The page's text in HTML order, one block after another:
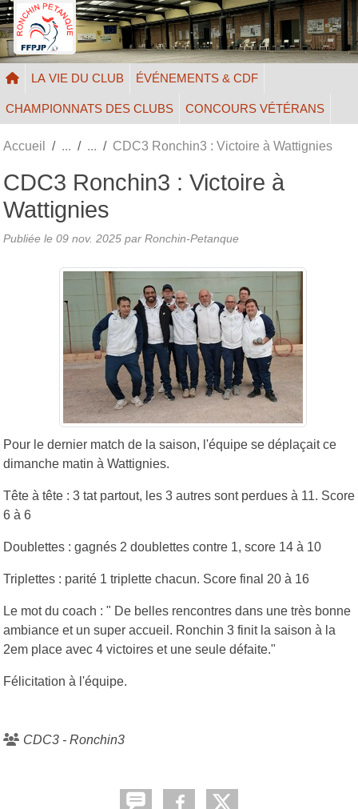
LA VIE DU CLUB ÉVÉNEMENTS & CDF
CHAMPIONNATS DES CLUBS CONCOURS VÉTÉRANS
Accueil CDC3 Ronchin3 : Victoire à Wattignies
CDC3 Ronchin3 : Victoire à
Wattignies
Publiée le 09 nov. 2025 par Ronchin-Petanque
Pour le dernier match de la saison, l'équipe se déplaçait ce
dimanche matin à Wattignies.
Tête à tête : 3 tat partout, les 3 autres sont perdues à 11. Score
6 à 6
Doublettes : gagnés 2 doublettes contre 1, score 14 à 10
Triplettes : parité 1 triplette chacun. Score final 20 à 16
Le mot du coach : " De belles rencontres dans une très bonne
ambiance et un super accueil. Ronchin 3 finit la saison à la
2em place avec 4 victoires et une seule défaite."
Félicitation à l'équipe.
CDC3 - Ronchin3
Panneau de gestion des cookies